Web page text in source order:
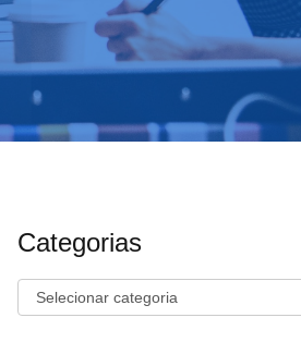
Categorias
Categorias